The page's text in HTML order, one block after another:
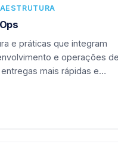
e práticas que integram
e operações
mais rápidas e